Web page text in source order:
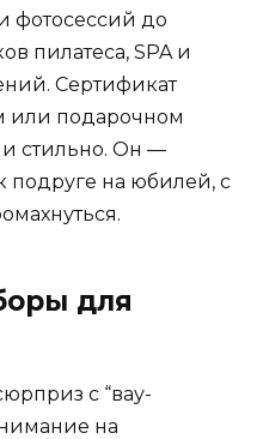
фотосессий до
пилатеса, SPA и
Сертификат
или подарочном
стильно. Он —
подруге на юбилей, с
для
с “вау-
на